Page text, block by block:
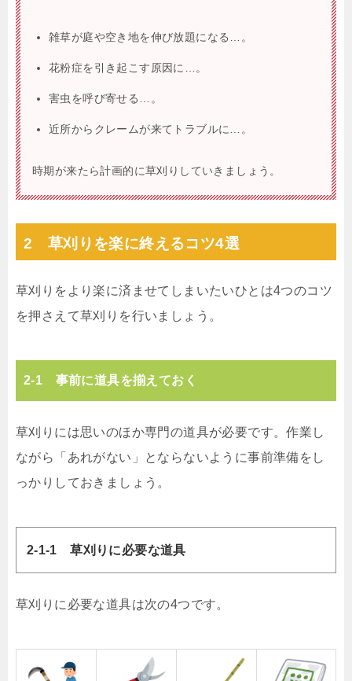
雑草が庭や空き地を伸び放題になる…。
花粉症を引き起こす原因に…。
害虫を呼び寄せる…。
近所からクレームが来てトラブルに…。
時期が来たら計画的に草刈りしていきましょう。
2 草刈りを楽に終えるコツ4選
草刈りをより楽に済ませてしまいたいひとは4つのコツ
を押さえて草刈りを行いましょう。
2-1 事前に道具を揃えておく
草刈りには思いのほか専門の道具が必要です。作業し
ながら「あれがない」とならないように事前準備をし
っかりしておきましょう。
2-1-1 草刈りに必要な道具
草刈りに必要な道具は次の4つです。